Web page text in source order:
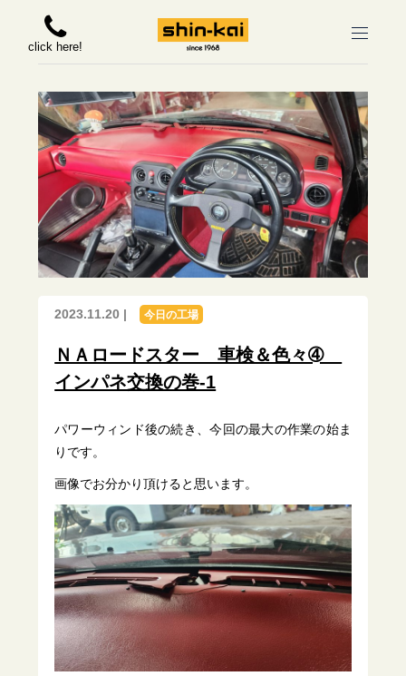
click here!
2023.11.20 | 今日の工場
ＮＡロードスター 車検＆色々➃
インパネ交換の巻-1
パワーウィンド後の続き、今回の最大の作業の始ま
りです。
画像でお分かり頂けると思います。